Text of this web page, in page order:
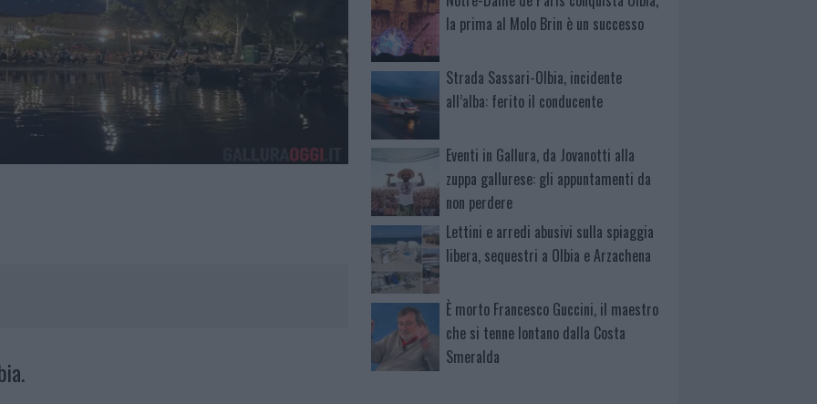
la prima al Molo Brin è un successo
Strada Sassari-Olbia, incidente
all’alba: ferito il conducente
Eventi in Gallura, da Jovanotti alla
zuppa gallurese: gli appuntamenti da
non perdere
Lettini e arredi abusivi sulla spiaggia
libera, sequestri a Olbia e Arzachena
È morto Francesco Guccini, il maestro
che si tenne lontano dalla Costa
Smeralda